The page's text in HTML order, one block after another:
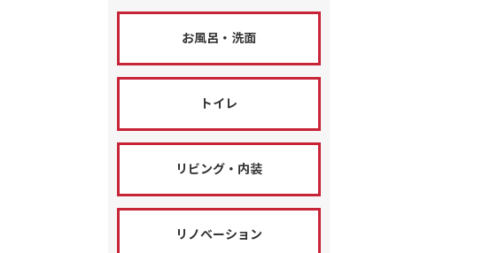
お風呂・洗面
トイレ
リビング・内装
リノベーション